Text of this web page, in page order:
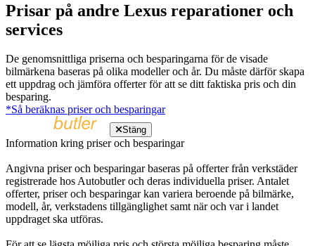
Prisar på andre Lexus reparationer och
services
De genomsnittliga priserna och besparingarna för de visade
bilmärkena baseras på olika modeller och år. Du måste därför skapa
ett uppdrag och jämföra offerter för att se ditt faktiska pris och din
besparing.
*Så beräknas priser och besparingar
Stäng
Information kring priser och besparingar
Angivna priser och besparingar baseras på offerter från verkstäder
registrerade hos Autobutler och deras individuella priser. Antalet
offerter, priser och besparingar kan variera beroende på bilmärke,
modell, år, verkstadens tillgänglighet samt när och var i landet
uppdraget ska utföras.